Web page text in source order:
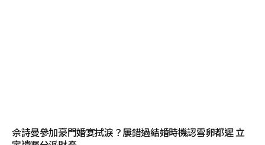
佘詩曼參加豪門婚宴拭淚？屢錯過結婚時機認雪卵都遲 立